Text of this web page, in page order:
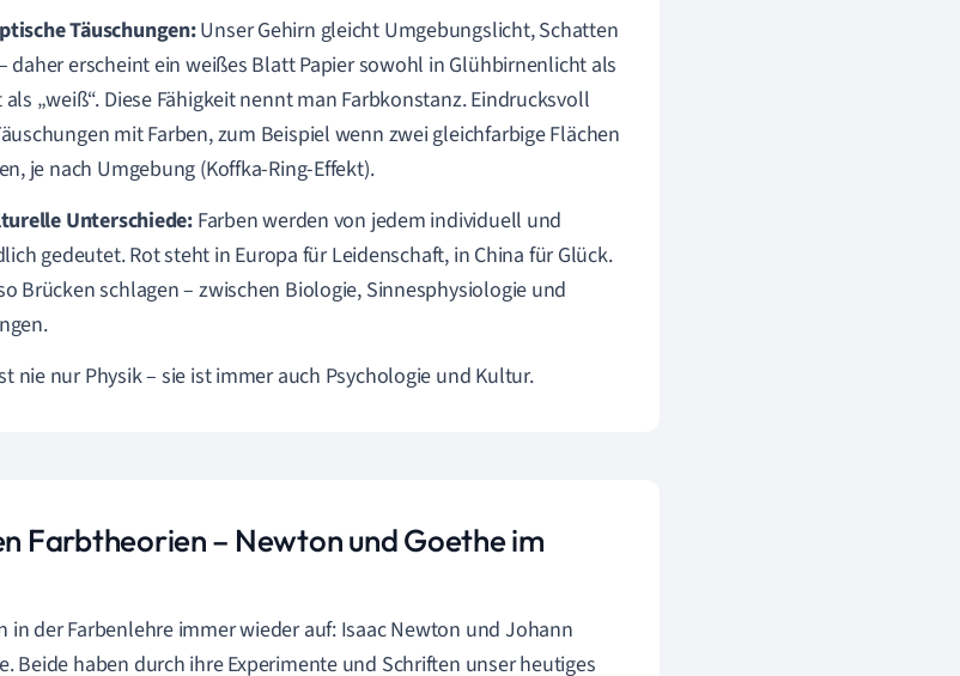
Täuschungen:Unser Gehirn gleicht Umgebungslicht, Schatten
daher erscheint ein weißes Blatt Papier sowohl in Glühbirnenlicht als
„weiß“. Diese Fähigkeit nennt man Farbkonstanz. Eindrucksvoll
mit Farben, zum Beispiel wenn zwei gleichfarbige Flächen
je nach Umgebung (Koffka-Ring-Effekt).
Unterschiede:Farben werden von jedem individuell und
gedeutet. Rot steht in Europa für Leidenschaft, in China für Glück.
Brücken schlagen – zwischen Biologie, Sinnesphysiologie und
nie nur Physik – sie ist immer auch Psychologie und Kultur.
Farbtheorien – Newton und Goethe im
in der Farbenlehre immer wieder auf: Isaac Newton und Johann
Beide haben durch ihre Experimente und Schriften unser heutiges